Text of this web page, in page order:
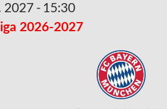
2027 - 15:30
2026-2027